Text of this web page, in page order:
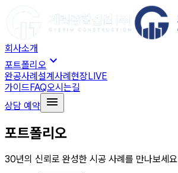
회사소개
포트폴리오 expand_more
완공사례설계사례현장LIVE
가이드FAQ오시는길
상담 예약 menu
포트폴리오
30년의 신뢰로 완성한 시공 사례를 만나보세요